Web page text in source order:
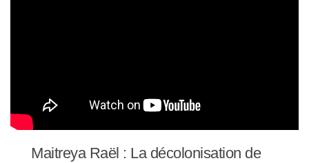
Maitreya Raël : La décolonisation de